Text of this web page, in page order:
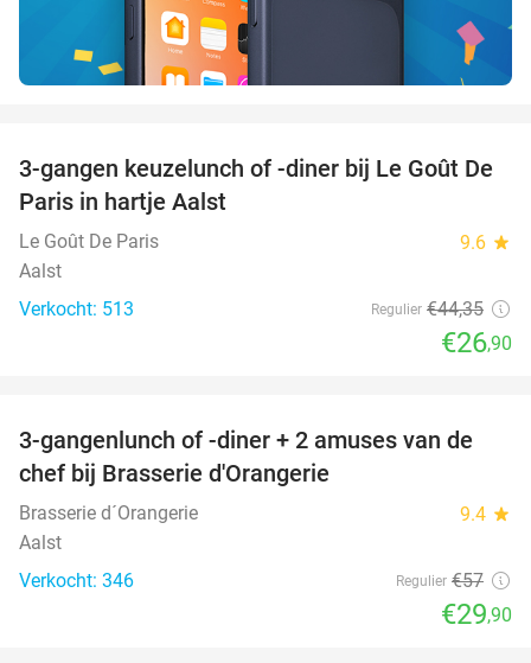
39%
3-gangen keuzelunch of -diner bij Le Goût De
Paris in hartje Aalst
Le Goût De Paris 9.6 star
Aalst
Verkocht: 513
Regulier €44,35
€26,90
48%
3-gangenlunch of -diner + 2 amuses van de
chef bij Brasserie d'Orangerie
Brasserie d´Orangerie 9.4 star
Aalst
Verkocht: 346
Regulier €57
€29,90